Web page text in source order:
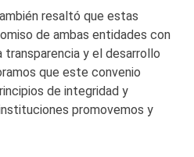
resaltó que estas
de ambas entidades con
y el desarrollo
que este convenio
de integridad y
promovemos y